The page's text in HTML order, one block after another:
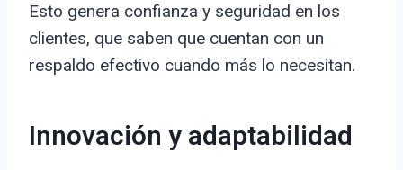
Esto genera confianza y seguridad en los
clientes, que saben que cuentan con un
respaldo efectivo cuando más lo necesitan.
Innovación y adaptabilidad